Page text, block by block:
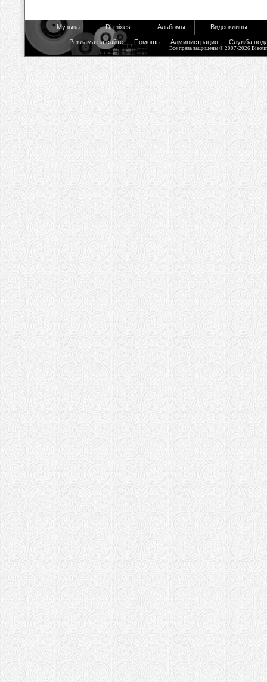
Музыка Dj mixes Альбомы Видеоклипы
Реклама на сайте Помощь Администрация Служба
Все права защищены © 2007-2026